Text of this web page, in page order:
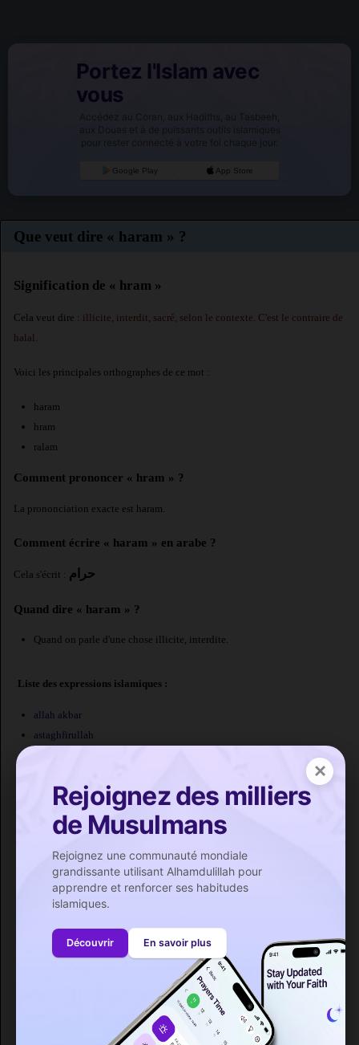
Portez l'Islam avec
vous
Accédez au Coran, aux Hadiths, au Tasbeeh,
aux Douas et à de puissants outils islamiques
pour rester connecté à votre foi chaque jour.
Google Play App Store
×
Rejoignez des milliers
de Musulmans
Rejoignez une communauté mondiale
grandissante utilisant Alhamdulillah pour
apprendre et renforcer ses habitudes
islamiques.
Découvrir En savoir plus
Que veut dire « haram » ?
Signification de « hram »
Cela veut dire : illicite, interdit, sacré, selon le contexte. C'est le contraire de
halal
Voici les principales orthographes de ce mot :
haram
hram
ralam
Comment prononcer « hram » ?
La prononciation exacte est haram.
Comment écrire « haram » en arabe ?
Cela s'écrit : حرام
Quand dire « haram » ?
Quand on parle d'une chose illicite, interdite.
Liste des expressions islamiques :
allah akbar
astaghfirullah
allah swt
sallallahu alayhi wa salam
talaq
talafi
allah azawajal
allahouma amin
allah ghaleb
allah y sehel